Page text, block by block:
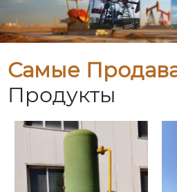
Самые
Продукты